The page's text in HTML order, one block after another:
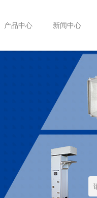
产品中心 新闻中心